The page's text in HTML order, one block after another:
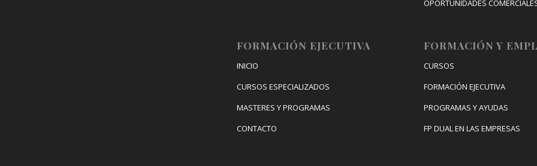
FORMACIÓN EJECUTIVA
INICIO
CURSOS ESPECIALIZADOS
MASTERES Y PROGRAMAS
CONTACTO
OPORTUNIDADES
FORMACIÓN Y
CURSOS
FORMACIÓN EJECUTIVA
PROGRAMAS Y AYUDAS
FP DUAL EN LAS EMPRESAS